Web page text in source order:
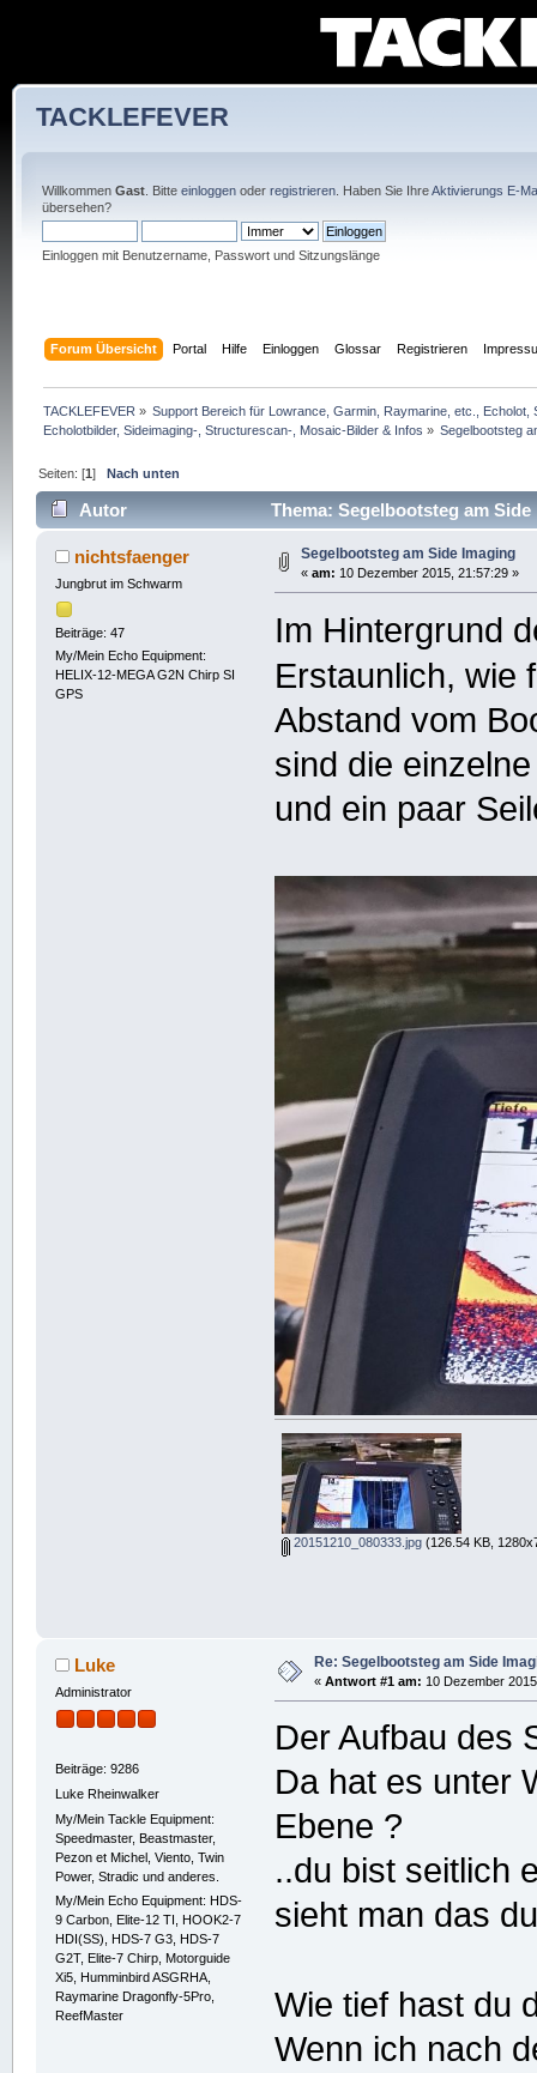
TACKLEFEVER
Willkommen Gast. Bitte einloggenoder registrieren. Haben Sie IhreAktivierungs E-
übersehen?
Einloggen mit Benutzername, Passwort und Sitzungslänge
Forum Übersicht Portal Hilfe Einloggen Glossar Registrieren
TACKLEFEVER » Support Bereich für Lowrance, Garmin, Raymarine, etc.,
Echolotbilder, Sideimaging-, Structurescan-, Mosaic-Bilder & Infos » Segelbootsteg
Seiten: [1]Nach unten
Autor Thema: Segelbootsteg am
nichtsfaenger
Jungbrut im Schwarm
Beiträge: 47
My/Mein Echo Equipment:
HELIX-12-MEGA G2N Chirp SI
GPS
Segelbootsteg am Side Imaging
« am: 10 Dezember 2015, 21:57:29 »
Im Hintergrund
Erstaunlich, wie
Abstand vom
sind die
und ein paar
20151210_080333.jpg(126.54 KB,
Luke
Administrator
Beiträge: 9286
Luke Rheinwalker
My/Mein Tackle Equipment:
Speedmaster, Beastmaster,
Pezon et Michel, Viento, Twin
Power, Stradic und anderes.
My/Mein Echo Equipment: HDS-
9 Carbon, Elite-12 TI, HOOK2-7
HDI(SS), HDS-7 G3, HDS-7
G2T, Elite-7 Chirp, Motorguide
Xi5, Humminbird ASGRHA,
Raymarine Dragonfly-5Pro,
ReefMaster
Re: Segelbootsteg am Side
« Antwort #1 am: 10 Dezember
Der Aufbau des
Da hat es unter
Ebene ?
..du bist seitlich
sieht man das
Wie tief hast du
Wenn ich nach